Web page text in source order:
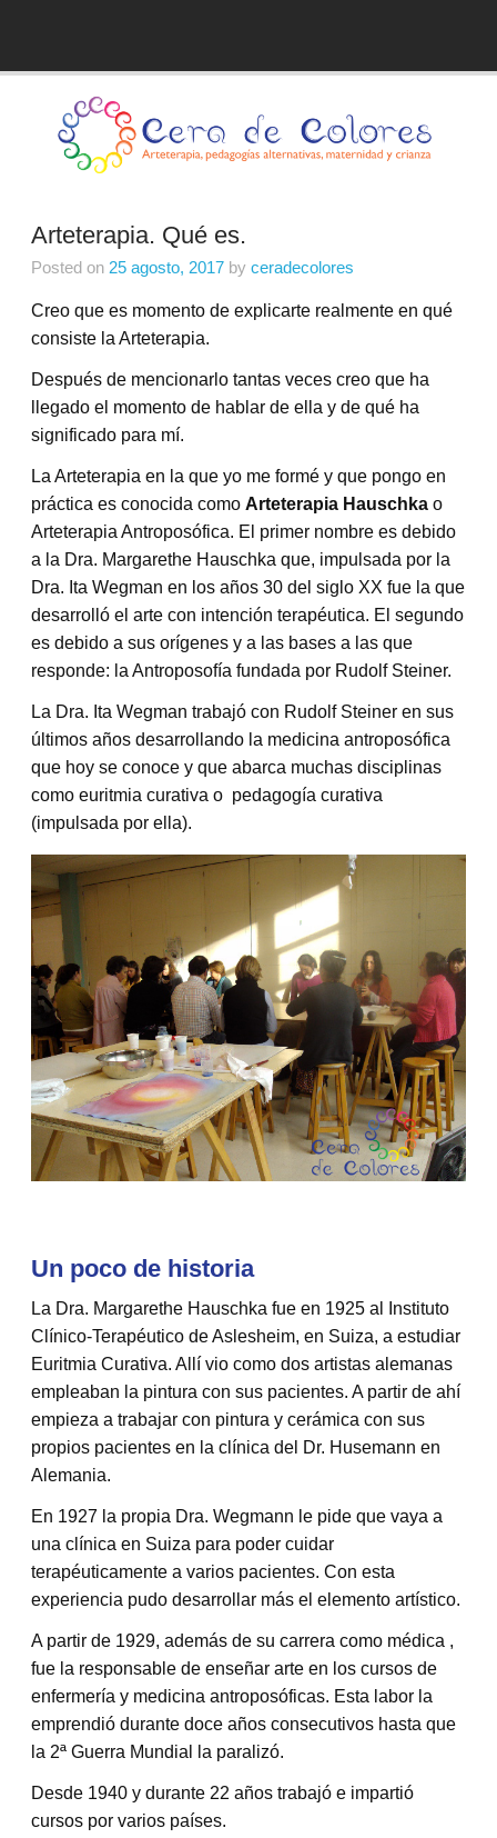
Arteterapia. Qué es.
Posted on 25 agosto, 2017 by ceradecolores
Creo que es momento de explicarte realmente en qué
consiste la Arteterapia.
Después de mencionarlo tantas veces creo que ha
llegado el momento de hablar de ella y de qué ha
significado para mí.
La Arteterapia en la que yo me formé y que pongo en
práctica es conocida como Arteterapia Hauschka o
Arteterapia Antroposófica. El primer nombre es debido
a la Dra. Margarethe Hauschka que, impulsada por la
Dra. Ita Wegman en los años 30 del siglo XX fue la que
desarrolló el arte con intención terapéutica. El segundo
es debido a sus orígenes y a las bases a las que
responde: la Antroposofía fundada por Rudolf Steiner.
La Dra. Ita Wegman trabajó con Rudolf Steiner en sus
últimos años desarrollando la medicina antroposófica
que hoy se conoce y que abarca muchas disciplinas
como euritmia curativa o pedagogía curativa
(impulsada por ella).
Un poco de historia
La Dra. Margarethe Hauschka fue en 1925 al Instituto
Clínico-Terapéutico de Aslesheim, en Suiza, a estudiar
Euritmia Curativa. Allí vio como dos artistas alemanas
empleaban la pintura con sus pacientes. A partir de ahí
empieza a trabajar con pintura y cerámica con sus
propios pacientes en la clínica del Dr. Husemann en
Alemania.
En 1927 la propia Dra. Wegmann le pide que vaya a
una clínica en Suiza para poder cuidar
terapéuticamente a varios pacientes. Con esta
experiencia pudo desarrollar más el elemento artístico.
A partir de 1929, además de su carrera como médica ,
fue la responsable de enseñar arte en los cursos de
enfermería y medicina antroposóficas. Esta labor la
emprendió durante doce años consecutivos hasta que
la 2ª Guerra Mundial la paralizó.
Desde 1940 y durante 22 años trabajó e impartió
cursos por varios países.